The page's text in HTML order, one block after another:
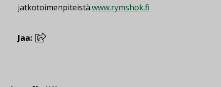
jatkotoimenpiteistä.www.rymshok.fi
Jaa: